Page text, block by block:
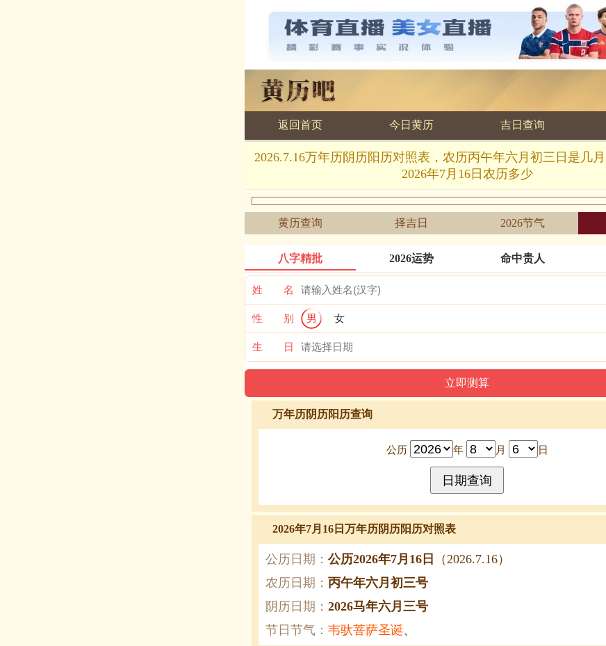
黄历查询
返回首页 今日黄历 吉日查询
2026.7.16万年历阴历阳历对照表，农历丙午年六月初三日是几
2026年7月16日农历多少
黄历查询 择吉日 2026节气
八字精批 2026运势 命中贵人
姓 名
性 别 男 女
生 日
万年历阴历阳历查询
公历 年 月 日
2026年7月16日万年历阴历阳历对照表
公历日期： 公历2026年7月16日
（2026.7.16）
农历日期： 丙午年六月初三号
阴历日期： 2026马年六月三号
节日节气： 韦驮菩萨圣诞、